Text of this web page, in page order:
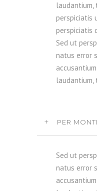
laudantium,
perspiciatis
perspiciatis
Sed ut
natus error
laudantium,
PER
Sed ut
natus error